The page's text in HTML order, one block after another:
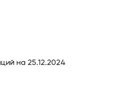
на 25.12.2024